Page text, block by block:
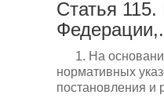
Статья
1. На
нормативных
постановления и